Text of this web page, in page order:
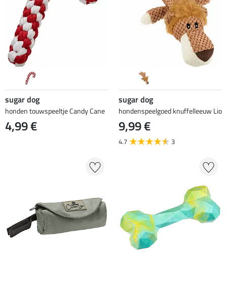
sugar dog
honden touwspeeltje Candy Cane
4,99 €
sugar dog
hondenspeelgoed knuffelleeuw Lio
9,99 €
4.7 3